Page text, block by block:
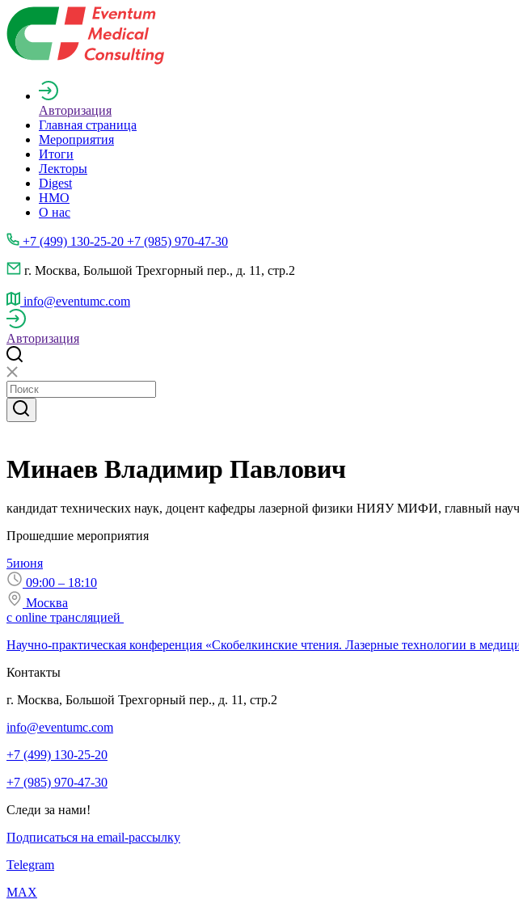
Авторизация
Главная страница
Мероприятия
Итоги
Лекторы
Digest
НМО
О нас
+7 (499) 130-25-20 +7 (985) 970-47-30
г. Москва, Большой Трехгорный пер., д. 11, стр.2
info@eventumc.com
Авторизация
Минаев Владимир Павлович
кандидат технических наук, доцент кафедры лазерной физики НИЯУ МИФИ, главный
Прошедшие мероприятия
5июня
09:00 – 18:10
Москва
с online трансляцией
Научно-практическая конференция «Скобелкинские чтения. Лазерные технологии в
Контакты
г. Москва, Большой Трехгорный пер., д. 11, стр.2
info@eventumc.com
+7 (499) 130-25-20
+7 (985) 970-47-30
Следи за нами!
Подписаться на email-рассылку
Telegram
МАХ